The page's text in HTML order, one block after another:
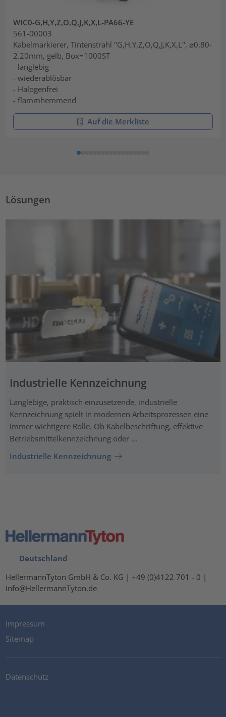
WIC0-G,H,Y,Z,O,Q,J,K,X,L-PA66-YE
561-00003
Kabelmarkierer, Tintenstrahl "G,H,Y,Z,O,Q,J,K,X,L", ⌀0.80-
2.20mm, gelb, Box=1000ST
- langlebig
- wiederablösbar
- Halogenfrei
- flammhemmend
Auf die Merkliste
Lösungen
Industrielle Kennzeichnung
Langlebige, praktisch einzusetzende, industrielle
Kennzeichnung spielt in modernen Arbeitsprozessen eine
immer wichtigere Rolle. Ob Kabelbeschriftung, effektive
Betriebsmittelkennzeichnung oder ...
Industrielle Kennzeichnung
Deutschland
HellermannTyton GmbH & Co. KG | +49 (0)4122 701 - 0 |
info@HellermannTyton.de
Impressum
Sitemap
Datenschutz